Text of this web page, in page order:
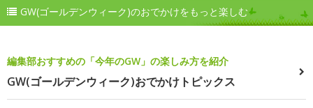
GW(ゴールデンウィーク)のおでかけをもっと楽しむ
編集部おすすめの「今年のGW」の楽しみ方を紹介
GW(ゴールデンウィーク)おでかけトピックス